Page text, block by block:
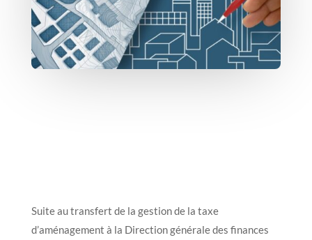
Suite au transfert de la gestion de la taxe
d’aménagement à la Direction générale des finances